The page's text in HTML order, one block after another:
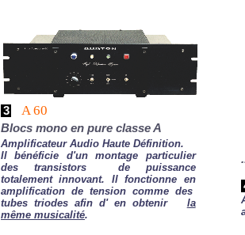
3 A 60
Blocs mono en pure classe A
Amplificateur Audio Haute Définition.
Il bénéficie d'un montage particulier
des transistors de puissance
totalement innovant. Il fonctionne en
amplification de tension comme des
tubes triodes afin d' en obtenir la
même musicalité.